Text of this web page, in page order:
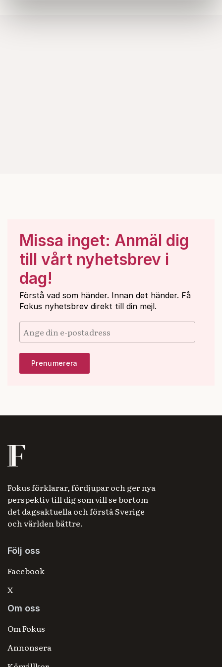
Dessa kan i sin tur kombinera informationen med annan
Missa inget: Anmäl dig
till vårt nyhetsbrev i
dag!
Förstå vad som händer. Innan det händer. Få
Fokus nyhetsbrev direkt till din mejl.
Fokus förklarar, fördjupar och ger nya
perspektiv till dig som vill se bortom
det dagsaktuella och förstå Sverige
och världen bättre.
Följ oss
Facebook
X
Om oss
Om Fokus
Annonsera